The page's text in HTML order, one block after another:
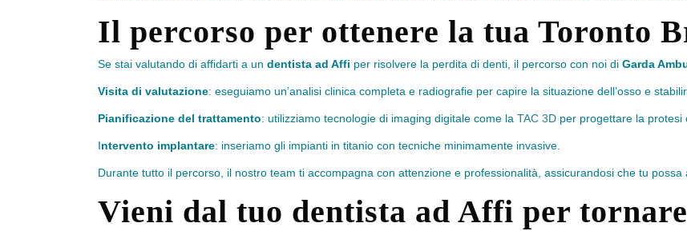
Il percorso per ottenere la tua Toronto
Se stai valutando di affidarti a un dentista ad Affi per risolvere la perdita di denti, il percorso con noi di Garda
Visita di valutazione: eseguiamo un’analisi clinica completa e radiografie per capire la situazione dell’osso e
Pianificazione del trattamento: utilizziamo tecnologie di imaging digitale come la TAC 3D per progettare la protesi
Intervento implantare: inseriamo gli impianti in titanio con tecniche minimamente invasive.
Durante tutto il percorso, il nostro team ti accompagna con attenzione e professionalità, assicurandosi che tu
Vieni dal tuo dentista ad Affi per